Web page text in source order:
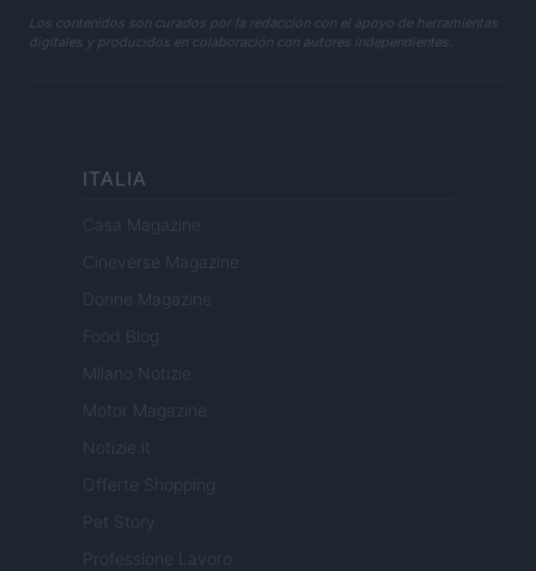
Los contenidos son curados por la redacción con el apoyo de herramientas
digitales y producidos en colaboración con autores independientes.
ITALIA
Casa Magazine
Cineverse Magazine
Donne Magazine
Food Blog
Milano Notizie
Motor Magazine
Notizie.it
Offerte Shopping
Pet Story
Professione Lavoro